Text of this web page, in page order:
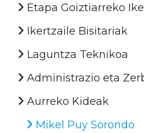
Etapa Goiztiarreko
Ikertzaile Bisitariak
Laguntza Teknikoa
Administrazio eta
Aurreko Kideak
Mikel Puy Sorondo